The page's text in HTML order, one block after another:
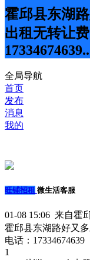
霍邱县东湖
出租无转让
全局导航
首页
发布
消息
我的
旺铺招租 微生活客服
01-08 15:06 来自霍
霍邱县东湖路好又
电话：17334674639
1